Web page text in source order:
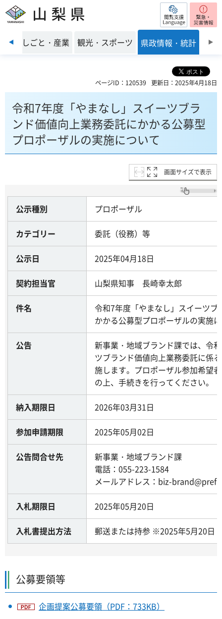
山梨県 閲覧支援
前のスライドを表示
境 しごと・産業 観光・スポーツ 県政情報・統計
ページID：120539 更新日：2025年4月18日
令和7年度「やまなし」スイーツブラ
ンド価値向上業務委託にかかる公募型
プロポーザルの実施について
画面サイズで表示
公示種別 プロポーザル
カテゴリー 委託（役務）等
公示日 2025年04月18日
契約担当官 山梨県知事 長崎幸太郎
件名
令和7年度「やまなし」スイーツ
かかる公募型プロポーザルの実施
公告
新事業・地域ブランド課では、令
ツブランド価値向上業務委託に係
施します。プロポーザル参加希望
の上、手続きを行ってください。
納入期限日 2026年03月31日
参加申請期限 2025年05月02日
公告問合せ先
新事業・地域ブランド課
電話：055-223-1584
メールアドレス：biz-
入札期限日 2025年05月20日
入札書提出方法 郵送または持参 ※2025年5月20日
公募要領等
企画提案公募要領（PDF：733KB）